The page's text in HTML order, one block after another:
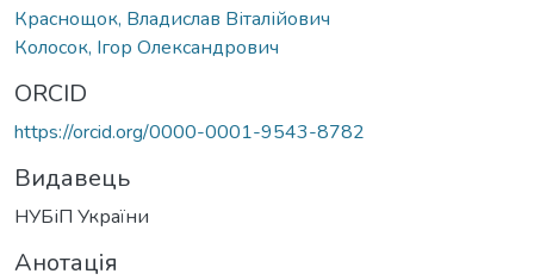
Краснощок, Владислав Віталійович
Колосок, Ігор Олександрович
ORCID
https://orcid.org/0000-0001-9543-8782
Видавець
НУБіП України
Анотація